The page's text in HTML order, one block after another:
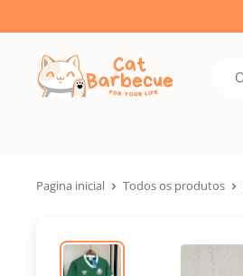
Pagina inicial Todos os produtos